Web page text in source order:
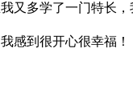
又多学了一门特长，
感到很开心很幸福！